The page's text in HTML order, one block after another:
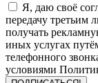
Я, даю своё
передачу третьим
получать
иных услугах
телефонного
условиями